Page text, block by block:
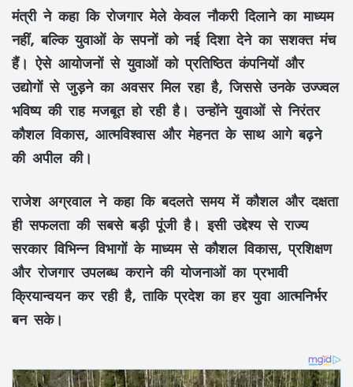
मंत्री ने कहा कि रोजगार मेले केवल नौकरी दिलाने का माध्यम
नहीं, बल्कि युवाओं के सपनों को नई दिशा देने का सशक्त मंच
हैं। ऐसे आयोजनों से युवाओं को प्रतिष्ठित कंपनियों और
उद्योगों से जुड़ने का अवसर मिल रहा है, जिससे उनके उज्ज्वल
भविष्य की राह मजबूत हो रही है। उन्होंने युवाओं से निरंतर
कौशल विकास, आत्मविश्वास और मेहनत के साथ आगे बढ़ने
की अपील की।
राजेश अग्रवाल ने कहा कि बदलते समय में कौशल और दक्षता
ही सफलता की सबसे बड़ी पूंजी है। इसी उद्देश्य से राज्य
सरकार विभिन्न विभागों के माध्यम से कौशल विकास, प्रशिक्षण
और रोजगार उपलब्ध कराने की योजनाओं का प्रभावी
क्रियान्वयन कर रही है, ताकि प्रदेश का हर युवा आत्मनिर्भर
बन सके।